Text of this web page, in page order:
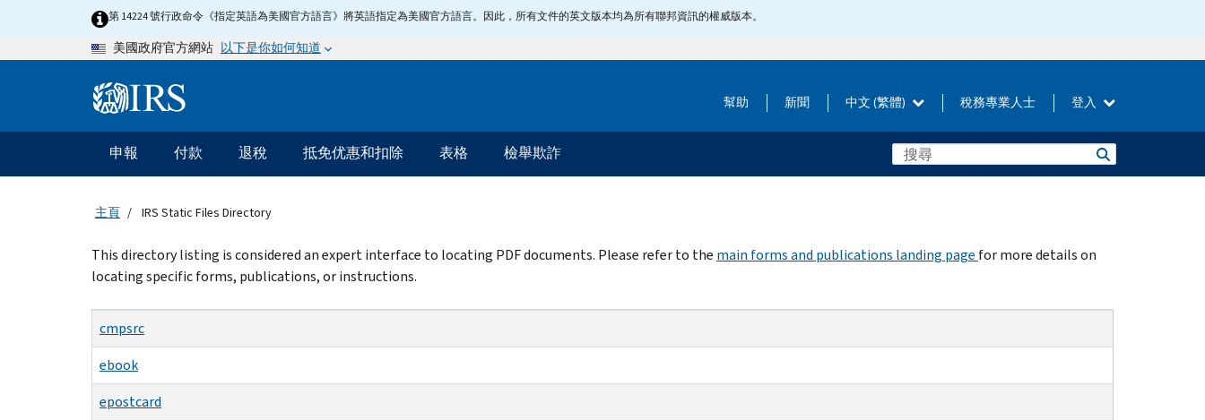
第 14224 號行政命令《指定英語為美國官方語言》將英語指定為美國官方語言。因此，所有文件的英文版本均為所有聯邦資訊的權威版本。
美國政府官方網站 以下是你如何知道
Information 幫助 新聞 中文 (繁體) 稅務專業人士 登入
主
要
導
申報 付款 退稅 抵免优惠和扣除 表格 檢舉欺詐
主頁 IRS Static Files Directory
Beginning
of
This directory listing is considered an expert interface to locating PDF documents. Please refer to the main forms and publications landing page for more details on
locating specific forms, publications, or instructions.
cmpsrc
ebook
epostcard